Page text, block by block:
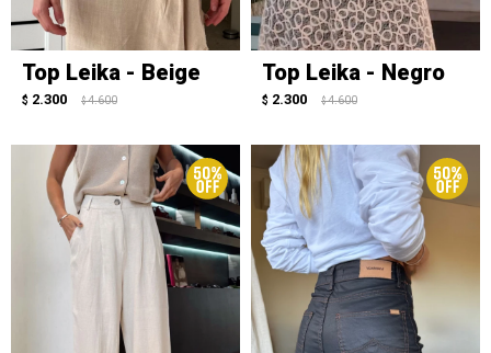
Top Leika - Beige
$ 2.300 $ 4.600
Top Leika - Negro
$ 2.300 $ 4.600